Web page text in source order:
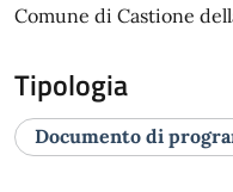
Comune di Castione
Tipologia
Documento di